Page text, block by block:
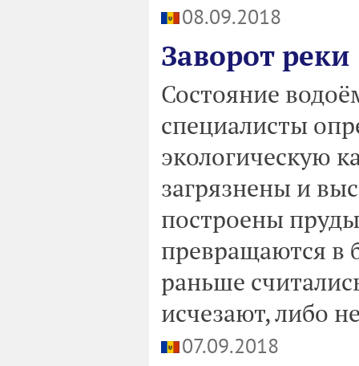
08.09.2018
Заворот реки
Состояние
специалисты
экологическую
загрязнены и
построены
превращаются в
раньше
исчезают, либо
07.09.2018